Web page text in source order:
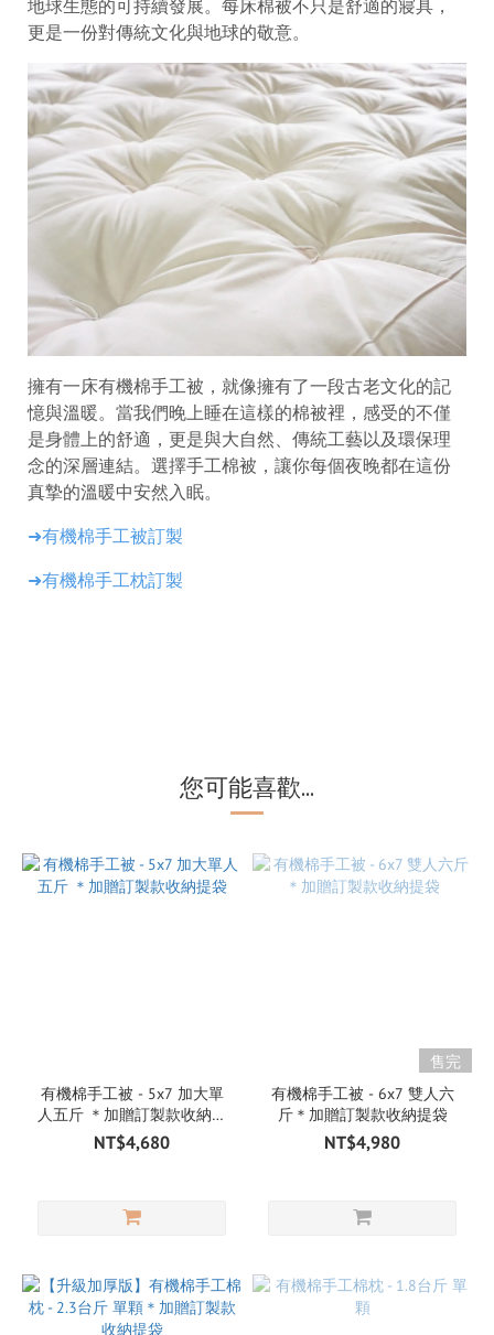
地球生態的可持續發展。每床棉被不只是舒適的寢具，
更是一份對傳統文化與地球的敬意。
擁有一床有機棉手工被，就像擁有了一段古老文化的記
憶與溫暖。當我們晚上睡在這樣的棉被裡，感受的不僅
是身體上的舒適，更是與大自然、傳統工藝以及環保理
念的深層連結。選擇手工棉被，讓你每個夜晚都在這份
真摯的溫暖中安然入眠。
➜有機棉手工被訂製
➜有機棉手工枕訂製
您可能喜歡...
有機棉手工被 - 5x7 加大單
人五斤 ＊加贈訂製款收納提
袋
NT$4,680
售完
有機棉手工被 - 6x7 雙人六
斤＊加贈訂製款收納提袋
NT$4,980